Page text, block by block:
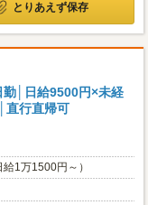
とりあえず保存
勤│日給9500円×未経
直行直帰可
1万1500円～）